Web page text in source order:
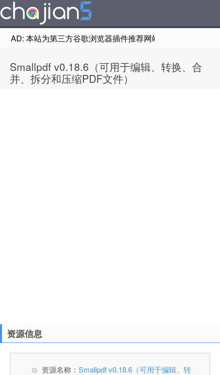
AD: 本站为第三方谷歌浏览器插件推荐网站，非Google
Smallpdf v0.18.6（可用于编辑、转换、合
并、拆分和压缩PDF文件）
资源信息
资源名称： Smallpdf v0.18.6（可用于编辑、转